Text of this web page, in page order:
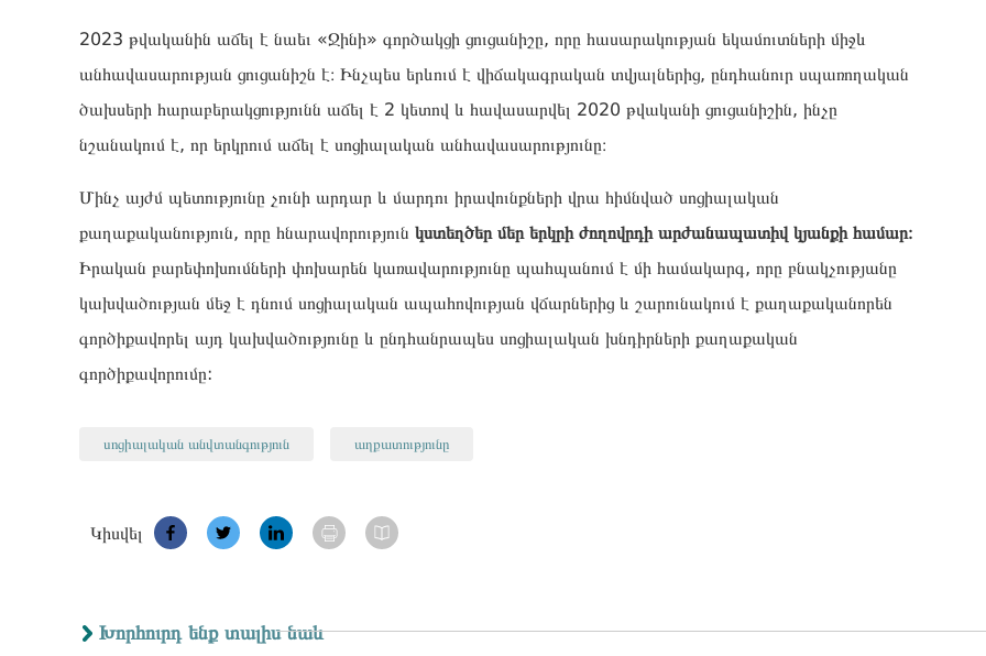
2023 թվականին աճել է նաեւ «Ջինի» գործակցի ցուցանիշը, որը հասարակության եկամուտների միջև
անհավասարության ցուցանիշն է։ Ինչպես երևում է վիճակագրական տվյալներից, ընդհանուր սպառողական
ծախսերի հարաբերակցությունն աճել է 2 կետով և հավասարվել 2020 թվականի ցուցանիշին, ինչը
նշանակում է, որ երկրում աճել է սոցիալական անհավասարությունը։
Մինչ այժմ պետությունը չունի արդար և մարդու իրավունքների վրա հիմնված սոցիալական
քաղաքականություն, որը հնարավորություն կստեղծեր մեր երկրի ժողովրդի արժանապատիվ կյանքի համար։
Իրական բարեփոխումների փոխարեն կառավարությունը պահպանում է մի համակարգ, որը բնակչությանը
կախվածության մեջ է դնում սոցիալական ապահովության վճարներից և շարունակում է քաղաքականորեն
գործիքավորել այդ կախվածությունը և ընդհանրապես սոցիալական խնդիրների քաղաքական
գործիքավորումը:
սոցիալական անվտանգություն աղքատությունը
Կիսվել
Խորհուրդ ենք տալիս նաև